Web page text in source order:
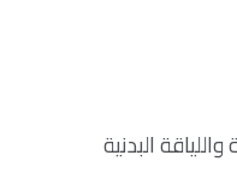
واللياقة البدنية